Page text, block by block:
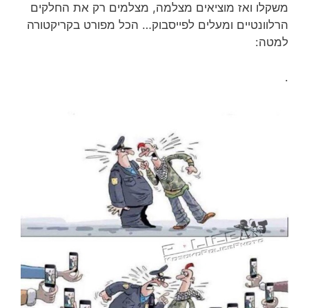
משקלו ואז מוציאים מצלמה, מצלמים רק את החלקים
הרלוונטיים ומעלים לפייסבוק… הכל מפורט בקריקטורה
למטה:
.